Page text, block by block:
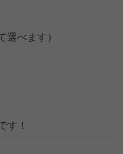
べます）
す！